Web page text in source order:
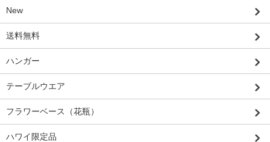
New
送料無料
ハンガー
テーブルウエア
フラワーベース（花瓶）
ハワイ限定品